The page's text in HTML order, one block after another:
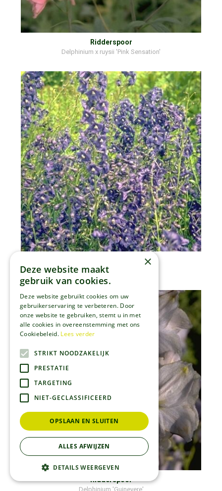
Ridderspoor
Delphinium x ruysii 'Pink Sensation'
Delphinium 'Kleine Nachtmusik'
Ridderspoor
Delphinium 'Guinevere'
×
Deze website maakt
gebruik van cookies.
Deze website gebruikt cookies om uw
gebruikerservaring te verbeteren. Door
onze website te gebruiken, stemt u in met
alle cookies in overeenstemming met ons
Cookiebeleid. Lees verder
STRIKT NOODZAKELIJK
PRESTATIE
TARGETING
NIET-GECLASSIFICEERD
OPSLAAN EN SLUITEN
ALLES AFWIJZEN
DETAILS WEERGEVEN